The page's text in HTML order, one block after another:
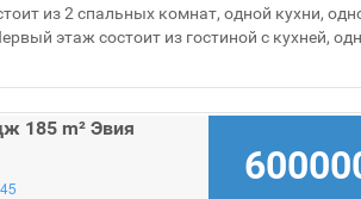
из 2 спальных комнат, одной кухни,
этаж состоит из гостиной с кухней,
185 m² Эвия